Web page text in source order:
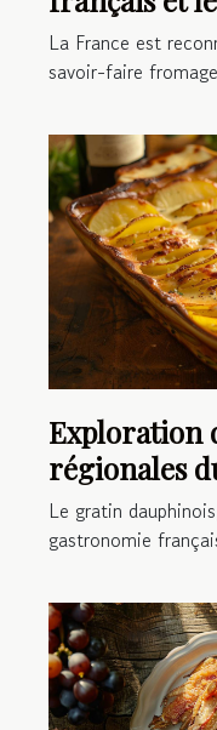
accords
La France est
savoir-faire
Exploration
régionales
Le gratin
gastronomie